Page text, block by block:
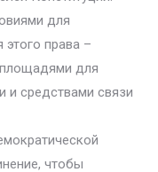
для
этого права –
для
и средствами связи
чтобы